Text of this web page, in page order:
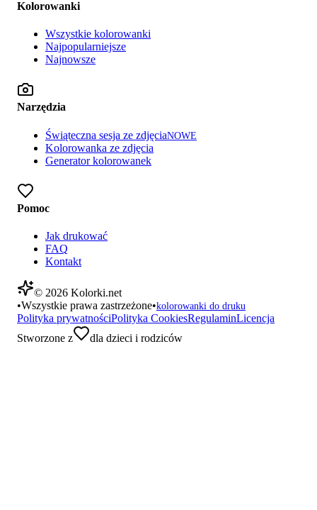
Kolorowanki
Wszystkie kolorowanki
Najpopularniejsze
Najnowsze
Narzędzia
Świąteczna sesja ze zdjęciaNOWE
Kolorowanka ze zdjęcia
Generator kolorowanek
Pomoc
Jak drukować
FAQ
Kontakt
© 2026 Kolorki.net
•Wszystkie prawa zastrzeżone•kolorowanki do druku
Polityka prywatnościPolityka CookiesRegulaminLicencja
Stworzone z
dla dzieci i rodziców